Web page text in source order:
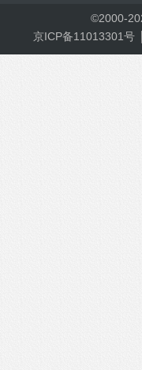
©2000-
京ICP备11013301号